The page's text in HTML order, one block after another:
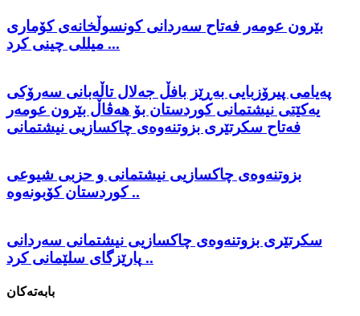
بێرون عومەر فەتاح سەردانی کونسوڵخانەی کۆماری
میللی چینی کرد ...
پەیامی پیرۆزبایی بەڕێز بافڵ جەلال تاڵەبانی سەرۆکی
یەکێتی نیشتمانی کوردستان بۆ هەڤاڵ بێرون عومەر
فەتاح سکرتێری بزوتنەوەی چاکسازیی نیشتمانی
بزوتنەوەی چاکسازیی نیشتمانی و حزبی شیوعی
کوردستان کۆبونەوە ..
سکرتێری بزوتنەوەی چاکسازیی نیشتمانی سەردانی
پارێزگای سلێمانی کرد ..
بابەتەکان